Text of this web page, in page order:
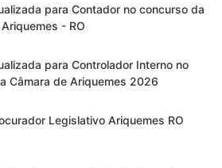
para Contador no concurso da
- RO
para Controlador Interno no
Câmara de Ariquemes 2026
Legislativo Ariquemes RO